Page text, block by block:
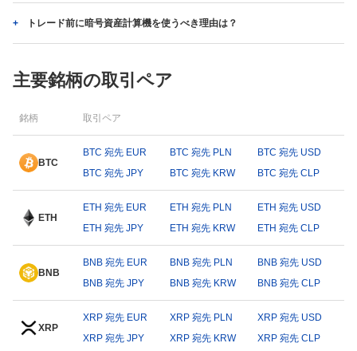
トレード前に暗号資産計算機を使うべき理由は？
主要銘柄の取引ペア
銘柄 取引ペア
BTC
BTC 宛先 EUR BTC 宛先 PLN
BTC 宛先 USD
BTC 宛先 JPY
BTC 宛先 KRW BTC 宛先 CLP
ETH
ETH 宛先 EUR ETH 宛先 PLN
ETH 宛先 USD
ETH 宛先 JPY
ETH 宛先 KRW ETH 宛先 CLP
BNB
BNB 宛先 EUR BNB 宛先 PLN
BNB 宛先 USD
BNB 宛先 JPY
BNB 宛先 KRW BNB 宛先 CLP
XRP
XRP 宛先 EUR XRP 宛先 PLN
XRP 宛先 USD
XRP 宛先 JPY
XRP 宛先 KRW XRP 宛先 CLP